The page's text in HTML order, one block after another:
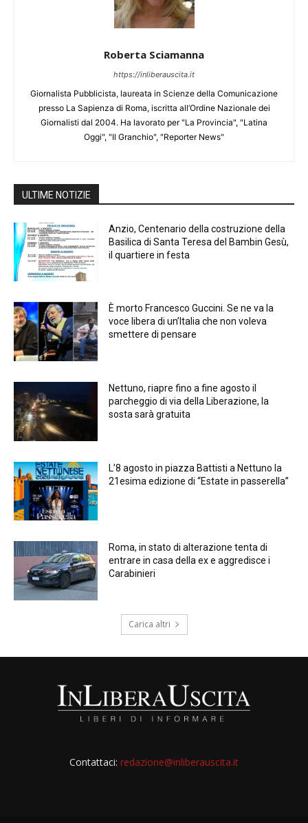
Roberta Sciamanna
https://inliberauscita.it
Giornalista Pubblicista, laureata in Scienze della Comunicazione
presso La Sapienza di Roma, iscritta all’Ordine Nazionale dei
Giornalisti dal 2004. Ha lavorato per "La Provincia", "Latina
Oggi", "Il Granchio", "Reporter News"
ULTIME NOTIZIE
Anzio, Centenario della costruzione della
Basilica di Santa Teresa del Bambin Gesù,
il quartiere in festa
È morto Francesco Guccini. Se ne va la
voce libera di un’Italia che non voleva
smettere di pensare
Nettuno, riapre fino a fine agosto il
parcheggio di via della Liberazione, la
sosta sarà gratuita
L’8 agosto in piazza Battisti a Nettuno la
21esima edizione di “Estate in passerella”
Roma, in stato di alterazione tenta di
entrare in casa della ex e aggredisce i
Carabinieri
Carica altri
Contattaci: redazione@inliberauscita.it